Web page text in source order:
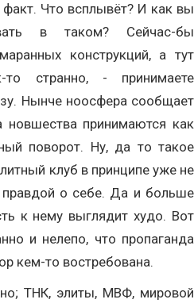
Что всплывёт? И как вы
в таком? Сейчас-бы
конструкций, а тут
то странно, - принимаете
Нынче ноосфера сообщает
новшества принимаются как
поворот. Ну, да то такое
клуб в принципе уже не
правдой о себе. Да и больше
к нему выглядит худо. Вот
и нелепо, что пропаганда
кем-то востребована.
ТНК, элиты, МВФ, мировой